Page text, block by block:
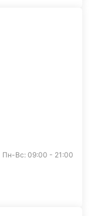
Пн-Вс: 09:00 - 21:00